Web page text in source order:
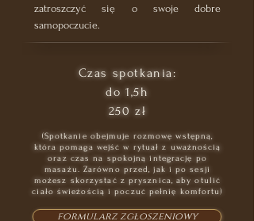
zatroszczyć się o swoje dobre
samopoczucie.
Czas spotkania:
do 1,5h
250 zł
(Spotkanie obejmuje rozmowę wstępną,
która pomaga wejść w rytuał z uważnością
oraz czas na spokojną integrację po
masażu. Zarówno przed, jak i po sesji
możesz skorzystać z prysznica, aby otulić
ciało świeżością i poczuć pełnię komfortu)
formularz zgłoszeniowy